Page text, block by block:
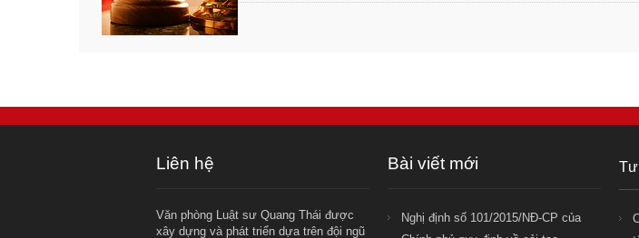
Liên hệ
Văn phòng Luật sư Quang Thái được
xây dựng và phát triển dựa trên đội ngũ
Bài viết mới
Nghị định số 101/2015/NĐ-CP của
Tư